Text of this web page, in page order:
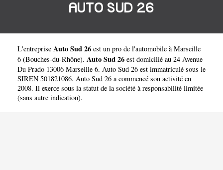
AUTO SUD 26
L'entreprise Auto Sud 26 est un pro de l'automobile à Marseille
6 (Bouches-du-Rhône). Auto Sud 26 est domicilié au 24 Avenue
Du Prado 13006 Marseille 6. Auto Sud 26 est immatriculé sous le
SIREN 501821086. Auto Sud 26 a commencé son activité en
2008. Il exerce sous la statut de la société à responsabilité limitée
(sans autre indication).